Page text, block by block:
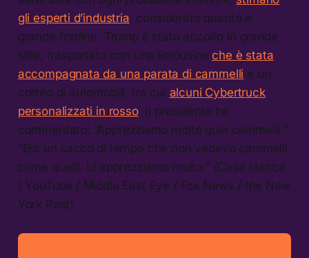
gli esperti d’industria , considerato quanto è
grande l’ordine. Trump è stato accolto in grande
stile, trasportato con una limousine che è stata
accompagnata da una parata di cammelli e un
corteo di automobili, tra cui alcuni Cybertruck
personalizzati in rosso. Il presidente ha
commentato: “Apprezziamo molto quei cammelli.”
“Era un sacco di tempo che non vedevo cammelli
come quelli. Li apprezziamo molto.” (Casa bianca
/ YouTube / Middle East Eye / Fox News / the New
York Post)